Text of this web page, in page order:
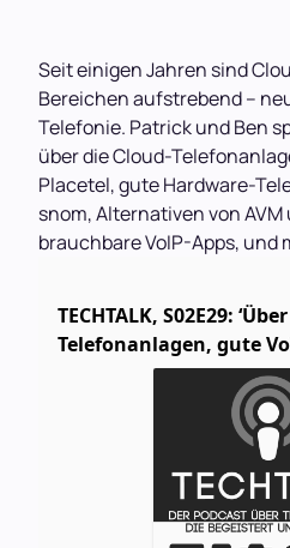
Seit einigen Jahren sind
Bereichen aufstrebend –
Telefonie. Patrick und Ben
über die Cloud-
Placetel, gute Hardware-
snom, Alternativen von AVM
brauchbare VoIP-Apps, und